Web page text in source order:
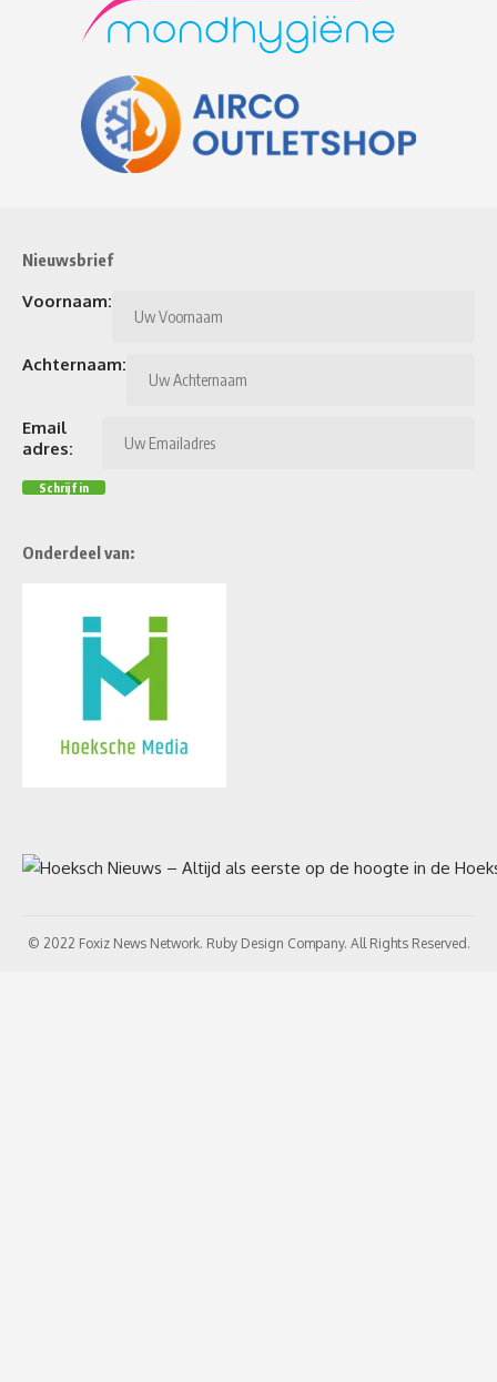
Nieuwsbrief
Voornaam:
Achternaam:
Email
adres:
Onderdeel van:
© 2022 Foxiz News Network. Ruby Design Company. All Rights Reserved.